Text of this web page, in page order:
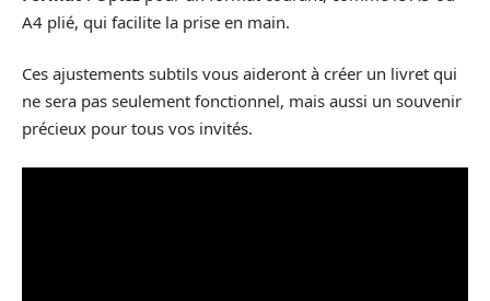
A4 plié, qui facilite la prise en main.
Ces ajustements subtils vous aideront à créer un livret qui
ne sera pas seulement fonctionnel, mais aussi un souvenir
précieux pour tous vos invités.